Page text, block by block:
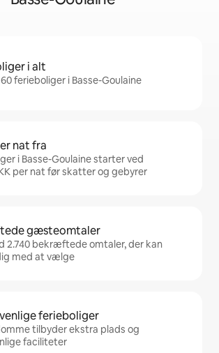
i alt
ferieboliger i Basse-Goulaine
nat fra
i Basse-Goulaine starter ved
per nat før skatter og gebyrer
gæsteomtaler
2.740 bekræftede omtaler, der kan
med at vælge
ferieboliger
tilbyder ekstra plads og
faciliteter